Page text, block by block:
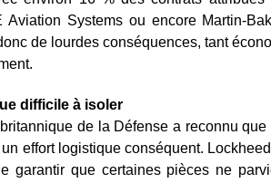
Aviation Systems ou encore Martin-
de lourdes conséquences, tant
difficile à isoler
de la Défense a reconnu
effort logistique conséquent.
garantir que certaines pièces ne